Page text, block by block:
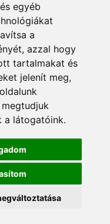
egyéb
a
azzal hogy
tartalmakat és
jelenít meg,
a látogatóink.